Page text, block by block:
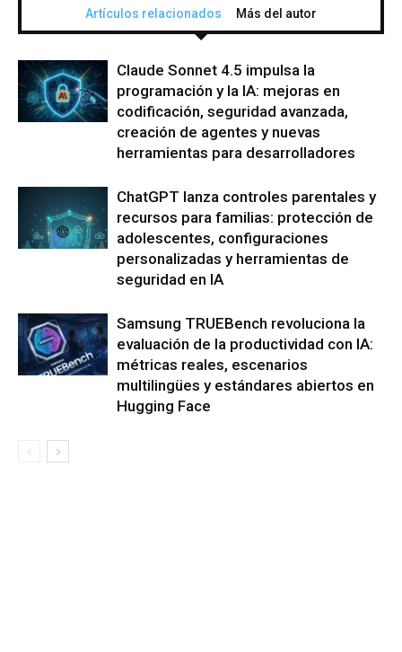
Artículos relacionados Más del autor
Claude Sonnet 4.5 impulsa la
programación y la IA: mejoras en
codificación, seguridad avanzada,
creación de agentes y nuevas
herramientas para desarrolladores
ChatGPT lanza controles parentales y
recursos para familias: protección de
adolescentes, configuraciones
personalizadas y herramientas de
seguridad en IA
Samsung TRUEBench revoluciona la
evaluación de la productividad con IA:
métricas reales, escenarios
multilingües y estándares abiertos en
Hugging Face